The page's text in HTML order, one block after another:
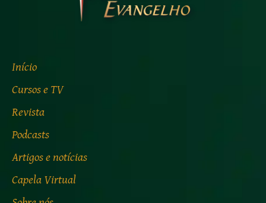
Início
Cursos e TV
Revista
Podcasts
Artigos e notícias
Capela Virtual